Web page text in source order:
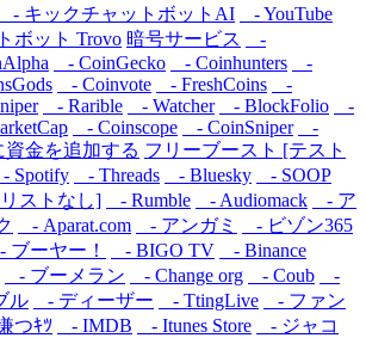
- キックチャットボットAI
- YouTube
ボット Trovo 暗号サービス
-
- CoinGecko - Coinhunters
-
- Coinvote - FreshCoins
-
- Rarible - Watcher - BlockFolio
-
- Coinscope - CoinSniper
-
資金を追加する フリーブースト [テスト
- Spotify - Threads - Bluesky
- SOOP
ストなし]
- Rumble - Audiomack
- ア
- Aparat.com - アンガミ
- ビゾン365
ブーヤー！ - BIGO TV
- Binance
- ブーメラン - Change org - Coub
-
ル - ディーザー - TtingLive
- ファン
つｷﾂ - IMDB - Itunes Store
- ジャコ